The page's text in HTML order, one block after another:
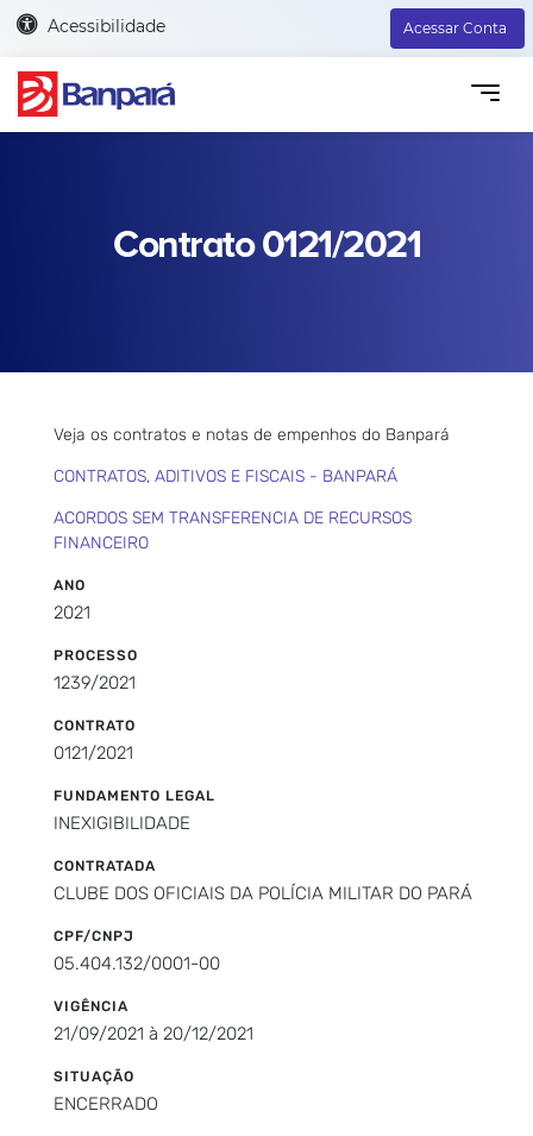
Acessibilidade Acessar Conta
Contrato 0121/2021
Veja os contratos e notas de empenhos do Banpará
CONTRATOS, ADITIVOS E FISCAIS - BANPARÁ
ACORDOS SEM TRANSFERENCIA DE RECURSOS
FINANCEIRO
ANO
2021
PROCESSO
1239/2021
CONTRATO
0121/2021
FUNDAMENTO LEGAL
INEXIGIBILIDADE
CONTRATADA
CLUBE DOS OFICIAIS DA POLÍCIA MILITAR DO PARÁ
CPF/CNPJ
05.404.132/0001-00
VIGÊNCIA
21/09/2021 à 20/12/2021
SITUAÇÃO
ENCERRADO